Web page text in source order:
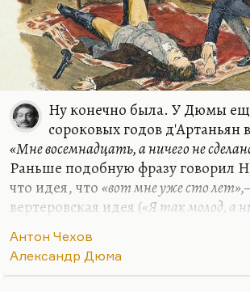
Ну конечно была. У Дюмы
сороковых годов д'Артаньян
«Мне восемнадцать, а ничего не
Раньше подобную фразу говорил
что идея, что«вот мне уже сто лет»,
вертеровская идея («Я так молод, а
известной степени протестом
таковой: лучше покончить с собой,
Антон Чехов
Александр Дюма